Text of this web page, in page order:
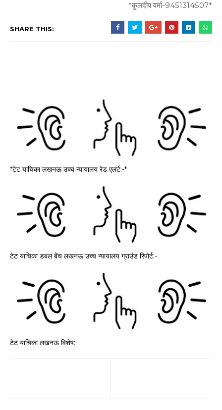
*कुलदीप वर्मा-9451314507*
SHARE THIS:
*टेट याचिका लखनऊ उच्च न्यायालय रेड एलर्ट:-*
टेट याचिका डबल बेंच लखनऊ उच्च न्यायालय ग्राउंड रिपोर्ट:-
टेट याचिका लखनऊ विशेष:-